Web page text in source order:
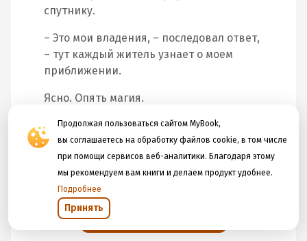
Продолжая пользоваться сайтом MyBook,
вы соглашаетесь на обработку файлов cookie, в том числе
при помощи сервисов веб-аналитики. Благодаря этому
мы рекомендуем вам книги и делаем продукт удобнее.
Подробнее
Принять
спутнику.
– Это мои владения, – последовал ответ,
– тут каждый житель узнает о моем
приближении.
Ясно. Опять магия.
Деревня оказалась небольшой, домов
двадцать, не больше. Причем крепких
таких и домов, и хозяйств. Люди тут
явно не бедствовали. Огороды, сады,
хлева, курятники – всё так и кричало о
собственниках, процветавших под
кощеевой рукой.
Открыть в приложении